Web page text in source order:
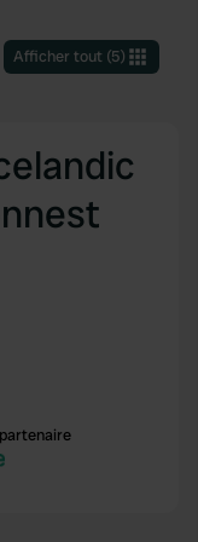
Afficher tout(5)